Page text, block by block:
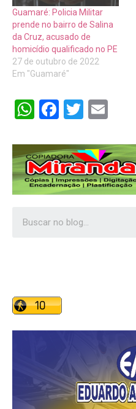
Guamaré: Policia Militar
prende no bairro de Salina
da Cruz, acusado de
homicídio qualificado no PE
27 de outubro de 2022
Em "Guamaré"
WhatsApp
Facebook
Twitter